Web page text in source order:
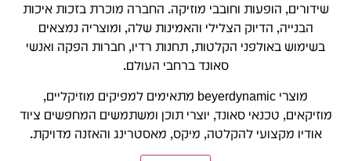
שידורים, הופעות וחובבי מוזיקה. החברה מוכרת בזכות איכות
הבנייה, הדיוק הצלילי והאמינות שלה, ומוצריה נמצאים
בשימוש באולפני הקלטות, תחנות רדיו, חברות הפקה ואנשי
סאונד ברחבי העולם.
מוצרי beyerdynamic מתאימים למפיקים מוזיקליים,
מוזיקאים, טכנאי סאונד, יוצרי תוכן ומשתמשים המחפשים ציוד
אודיו מקצועי להקלטה, מיקס, מאסטרינג והאזנה מדויקת.